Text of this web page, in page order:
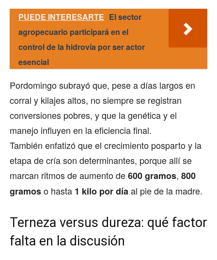
PUEDE INTERESARTE El sector
agropecuario participará en el
control de la hidrovía por ser actor
esencial
Pordomingo subrayó que, pese a días largos en
corral y kilajes altos, no siempre se registran
conversiones pobres, y que la genética y el
manejo influyen en la eficiencia final.
También enfatizó que el crecimiento posparto y la
etapa de cría son determinantes, porque allí se
marcan ritmos de aumento de600 gramos, 800
gramoso hasta 1 kilo por díaal pie de la madre.
Terneza versus dureza: qué factor
falta en la discusión